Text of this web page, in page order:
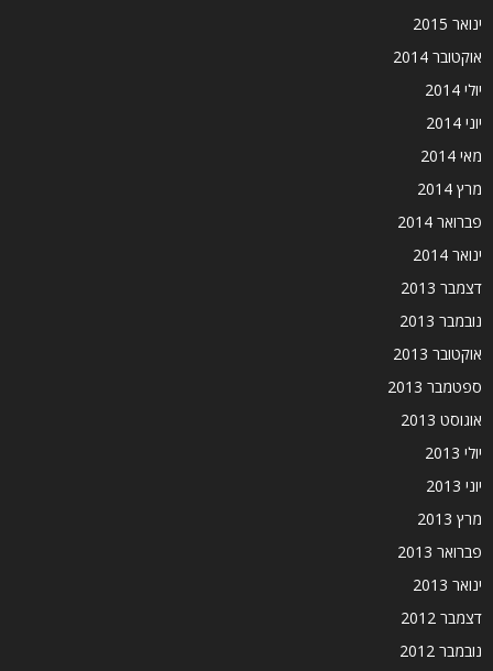
ינואר 2015
אוקטובר 2014
יולי 2014
יוני 2014
מאי 2014
מרץ 2014
פברואר 2014
ינואר 2014
דצמבר 2013
נובמבר 2013
אוקטובר 2013
ספטמבר 2013
אוגוסט 2013
יולי 2013
יוני 2013
מרץ 2013
פברואר 2013
ינואר 2013
דצמבר 2012
נובמבר 2012